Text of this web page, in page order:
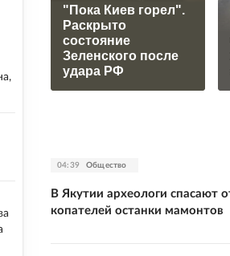
"Пока Киев горел".
Раскрыто
состояние
Зеленского после
удара РФ
04:39 Общество
В Якутии археологи спасают
копателей останки мамонтов